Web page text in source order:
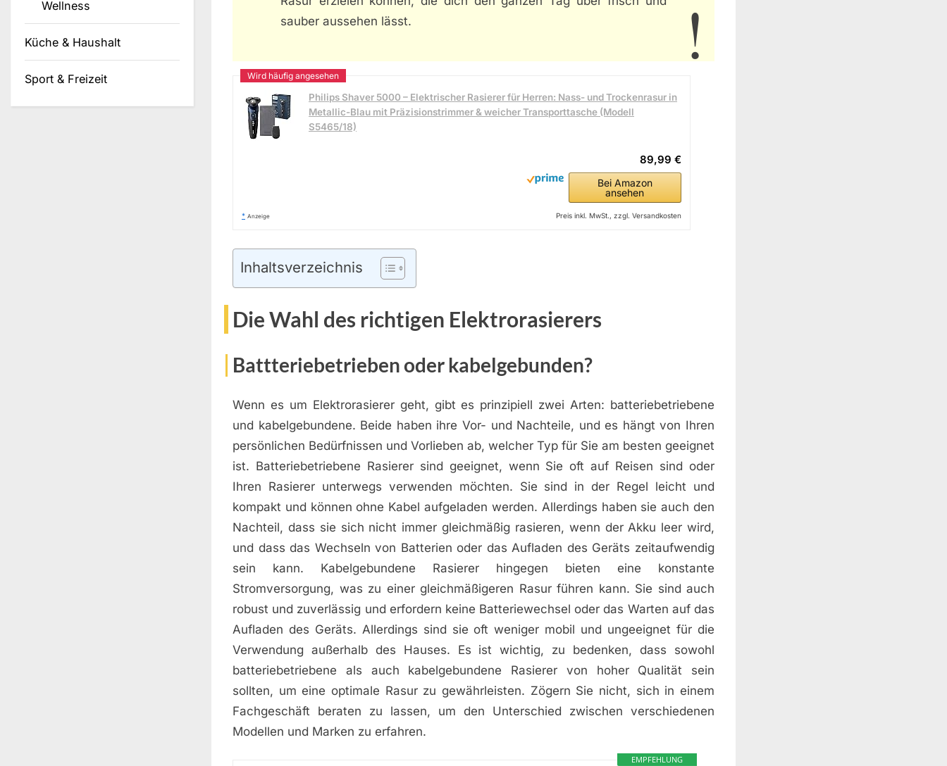
sauber aussehen lässt.
Philips Shaver 5000 – Elektrischer Rasierer für Herren: Nass- und Trockenrasur in
Metallic-Blau mit Präzisionstrimmer & weicher Transporttasche (Modell
S5465/18)
89,99 €
Bei Amazon
ansehen
* Anzeige Preis inkl. MwSt., zzgl. Versandkosten
Inhaltsverzeichnis
Die Wahl des richtigen Elektrorasierers
Battteriebetrieben oder kabelgebunden?
Wenn es um Elektrorasierer geht, gibt es prinzipiell zwei Arten: batteriebetriebene
und kabelgebundene. Beide haben ihre Vor- und Nachteile, und es hängt von Ihren
persönlichen Bedürfnissen und Vorlieben ab, welcher Typ für Sie am besten geeignet
ist. Batteriebetriebene Rasierer sind geeignet, wenn Sie oft auf Reisen sind oder
Ihren Rasierer unterwegs verwenden möchten. Sie sind in der Regel leicht und
kompakt und können ohne Kabel aufgeladen werden. Allerdings haben sie auch den
Nachteil, dass sie sich nicht immer gleichmäßig rasieren, wenn der Akku leer wird,
und dass das Wechseln von Batterien oder das Aufladen des Geräts zeitaufwendig
sein kann. Kabelgebundene Rasierer hingegen bieten eine konstante
Stromversorgung, was zu einer gleichmäßigeren Rasur führen kann. Sie sind auch
robust und zuverlässig und erfordern keine Batteriewechsel oder das Warten auf das
Aufladen des Geräts. Allerdings sind sie oft weniger mobil und ungeeignet für die
Verwendung außerhalb des Hauses. Es ist wichtig, zu bedenken, dass sowohl
batteriebetriebene als auch kabelgebundene Rasierer von hoher Qualität sein
sollten, um eine optimale Rasur zu gewährleisten. Zögern Sie nicht, sich in einem
Fachgeschäft beraten zu lassen, um den Unterschied zwischen verschiedenen
Modellen und Marken zu erfahren.
EMPFEHLUNG
Wellness
Küche & Haushalt
Sport & Freizeit